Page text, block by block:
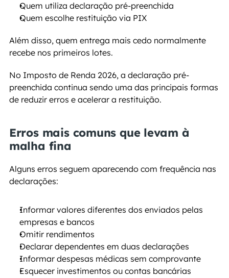
Quem utiliza declaração pré-preenchida
Quem escolhe restituição via PIX
Além disso, quem entrega mais cedo normalmente
recebe nos primeiros lotes.
No Imposto de Renda 2026, a declaração pré-
preenchida continua sendo uma das principais formas
de reduzir erros e acelerar a restituição.
Erros mais comuns que levam à
malha fina
Alguns erros seguem aparecendo com frequência nas
declarações:
Informar valores diferentes dos enviados pelas
empresas e bancos
Omitir rendimentos
Declarar dependentes em duas declarações
Informar despesas médicas sem comprovante
Esquecer investimentos ou contas bancárias